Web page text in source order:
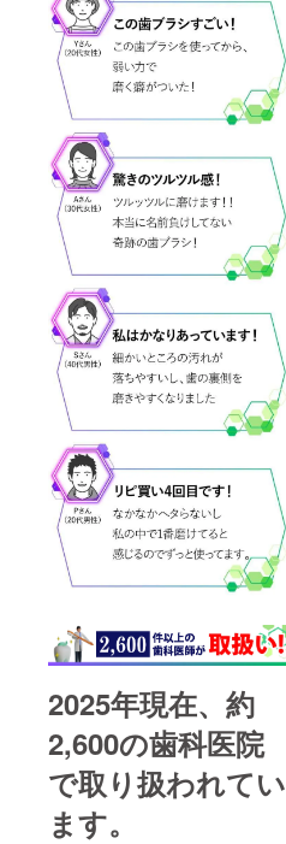
2025年現在、約
2,600の歯科医院
で取り扱われてい
ます。